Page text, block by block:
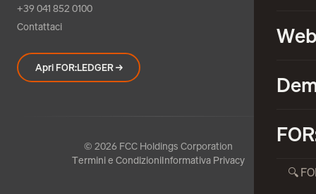
🔍
+39 041 852 0100
Contattaci
Apri FOR:LEDGER →
© 2026 FCC Holdings Corporation
Termini e CondizioniInformativa Privacy